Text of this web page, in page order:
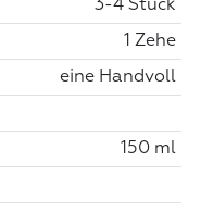
3-4 Stück
1 Zehe
eine Handvoll
150 ml